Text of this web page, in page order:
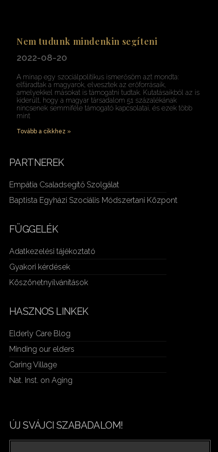
Nem tudunk mindenkin segíteni
2022-08-20
A minap egy szociálpolitikus ismerősöm azt mondta:
elfáradtak a magyarok, elvesztek az erőforrásaik,
amelyekkel másokat is támogatni tudtak. Kutatásaikból az is
kiderült, hogy a magyar társadalom 51 százalékának
nincsenek semmiféle támogató kapcsolatai, és ezek több
mint
Tovább a cikkhez »
PARTNEREK
Empátia Csaladsegítő Szolgálat
Baptista Egyházi Szociális Módszertani Központ
FÜGGELÉK
Adatkezelési tájékoztató
Gyakori kérdések
Köszönetnyílvánítások
HASZNOS LINKEK
Elderly Care Blog
Minding our elders
Caring Village
Nat. Inst. on Aging
ÚJ SVÁJCI SZABADALOM!